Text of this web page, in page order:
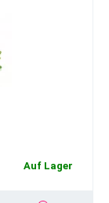
Auf Lager